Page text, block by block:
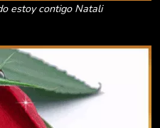
estoy contigo Natali